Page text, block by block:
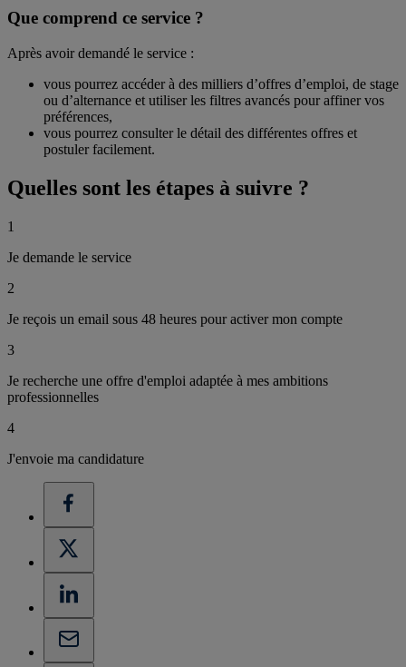
Que comprend ce service ?
Après avoir demandé le service :
vous pourrez accéder à des milliers d’offres d’emploi, de stage
ou d’alternance et utiliser les filtres avancés pour affiner vos
préférences,
vous pourrez consulter le détail des différentes offres et
postuler facilement.
Quelles sont les étapes à suivre ?
1
Je demande le service
2
Je reçois un email sous 48 heures pour activer mon compte
3
Je recherche une offre d'emploi adaptée à mes ambitions
professionnelles
4
J'envoie ma candidature